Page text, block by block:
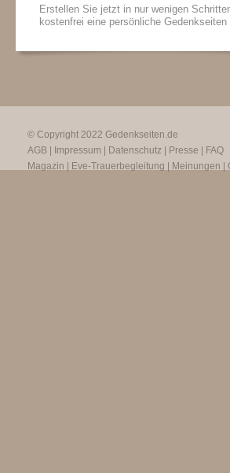
Erstellen Sie jetzt in nur wenigen
kostenfrei eine persönliche Gedenkseiten
© Copyright 2022 Gedenkseiten.de
AGB
Impressum Datenschutz Presse
FAQ
Magazin
Eve-Trauerbegleitung Meinungen